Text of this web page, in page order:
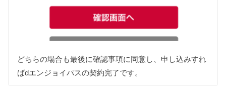
どちらの場合も最後に確認事項に同意し、申し込みすれ
ばdエンジョイパスの契約完了です。